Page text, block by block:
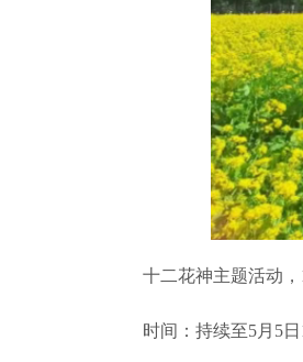
十二花神主题活动，
时间：持续至5月5日